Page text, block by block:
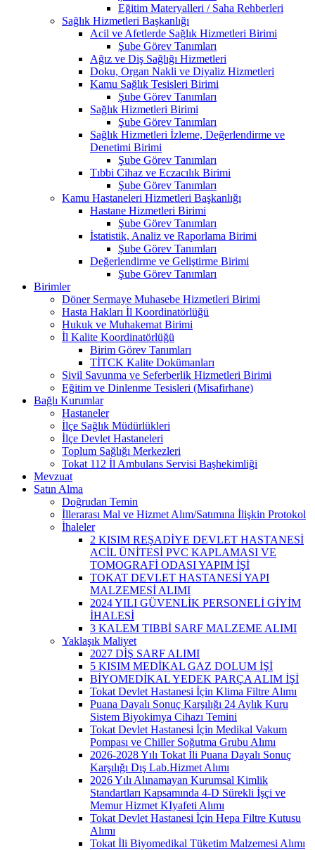
Eğitim Materyalleri / Saha Rehberleri
Sağlık Hizmetleri Başkanlığı
Acil ve Afetlerde Sağlık Hizmetleri Birimi
Şube Görev Tanımları
Ağız ve Diş Sağlığı Hizmetleri
Doku, Organ Nakli ve Diyaliz Hizmetleri
Kamu Sağlık Tesisleri Birimi
Şube Görev Tanımları
Sağlık Hizmetleri Birimi
Şube Görev Tanımları
Sağlık Hizmetleri İzleme, Değerlendirme ve
Denetimi Birimi
Şube Görev Tanımları
Tıbbi Cihaz ve Eczacılık Birimi
Şube Görev Tanımları
Kamu Hastaneleri Hizmetleri Başkanlığı
Hastane Hizmetleri Birimi
Şube Görev Tanımları
İstatistik, Analiz ve Raporlama Birimi
Şube Görev Tanımları
Değerlendirme ve Geliştirme Birimi
Şube Görev Tanımları
Birimler
Döner Sermaye Muhasebe Hizmetleri Birimi
Hasta Hakları İl Koordinatörlüğü
Hukuk ve Muhakemat Birimi
İl Kalite Koordinatörlüğü
Birim Görev Tanımları
TİTCK Kalite Dokümanları
Sivil Savunma ve Seferberlik Hizmetleri Birimi
Eğitim ve Dinlenme Tesisleri (Misafirhane)
Bağlı Kurumlar
Hastaneler
İlçe Sağlık Müdürlükleri
İlçe Devlet Hastaneleri
Toplum Sağlığı Merkezleri
Tokat 112 İl Ambulans Servisi Başhekimliği
Mevzuat
Satın Alma
Doğrudan Temin
İllerarası Mal ve Hizmet Alım/Satımına İlişkin Protokol
İhaleler
2 KISIM REŞADİYE DEVLET HASTANESİ
ACİL ÜNİTESİ PVC KAPLAMASI VE
TOMOGRAFİ ODASI YAPIM İŞİ
TOKAT DEVLET HASTANESİ YAPI
MALZEMESİ ALIMI
2024 YILI GÜVENLİK PERSONELİ GİYİM
İHALESİ
3 KALEM TIBBİ SARF MALZEME ALIMI
Yaklaşık Maliyet
2027 DİŞ SARF ALIMI
5 KISIM MEDİKAL GAZ DOLUM İŞİ
BİYOMEDİKAL YEDEK PARÇA ALIM İŞİ
Tokat Devlet Hastanesi İçin Klima Filtre Alımı
Puana Dayalı Sonuç Karşılığı 24 Aylık Kuru
Sistem Biyokimya Cihazı Temini
Tokat Devlet Hastanesi İçin Medikal Vakum
Pompası ve Chiller Soğutma Grubu Alımı
2026-2028 Yılı Tokat İli Puana Dayalı Sonuç
Karşılığı Dış Lab.Hizmet Alımı
2026 Yılı Alınamayan Kurumsal Kimlik
Standartları Kapsamında 4-D Sürekli İşçi ve
Memur Hizmet KIyafeti Alımı
Tokat Devlet Hastanesi İçin Hepa Filtre Kutusu
Alımı
Tokat İli Biyomedikal Tüketim Malzemesi Alımı